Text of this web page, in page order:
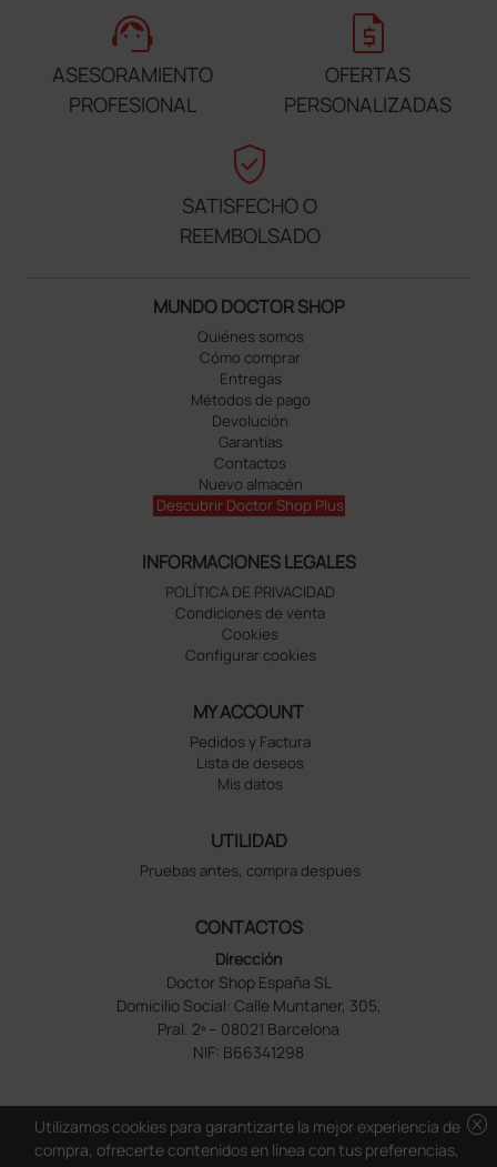
support_agent
ASESORAMIENTO
PROFESIONAL
request_quote
OFERTAS
PERSONALIZADAS
verified_user
SATISFECHO O
REEMBOLSADO
MUNDO DOCTOR SHOP
Quiénes somos
Cómo comprar
Entregas
Métodos de pago
Devolución
Garantías
Contactos
Nuevo almacén
Descubrir Doctor Shop Plus
INFORMACIONES LEGALES
POLÍTICA DE PRIVACIDAD
Condiciones de venta
Cookies
Configurar cookies
MY ACCOUNT
Pedidos y Factura
Lista de deseos
Mis datos
UTILIDAD
Pruebas antes, compra despues
CONTACTOS
Dirección
Doctor Shop España SL
Domicilio Social: Calle Muntaner, 305,
Pral. 2ª – 08021 Barcelona
NIF: B66341298
cancel
Utilizamos cookies para garantizarte la mejor experiencia de
compra, ofrecerte contenidos en línea con tus preferencias,